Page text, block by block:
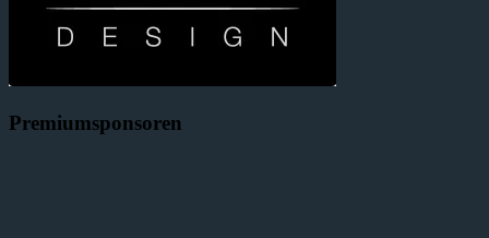
Premiumsponsoren